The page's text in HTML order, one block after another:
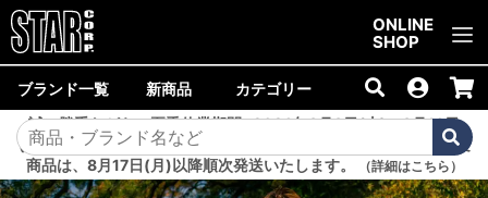
ONLINE
SHOP
ブランド一覧 新商品 カテゴリー
誠に勝手ながら、夏季休業期間<2026年8月8日(土)～8月16日
(日)>中は商品の発送を休止いたします。8月7日(金)以降のご注文
商品は、8月17日(月)以降順次発送いたします。
（詳細はこちら）